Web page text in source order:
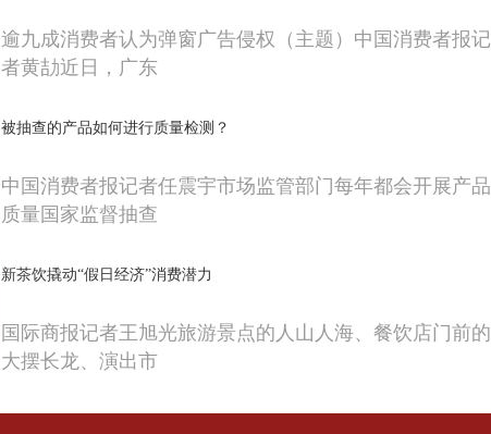
逾九成消费者认为弹窗广告侵权（主题）中国消费者报记
者黄劼近日，广东
被抽查的产品如何进行质量检测？
中国消费者报记者任震宇市场监管部门每年都会开展产品
质量国家监督抽查
新茶饮撬动“假日经济”消费潜力
国际商报记者王旭光旅游景点的人山人海、餐饮店门前的
大摆长龙、演出市